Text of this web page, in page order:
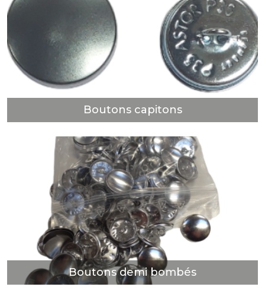
Boutons capitons
Boutons capitons
Boutons demi bombés
Boutons demi bombés
DÉCOUVRIR